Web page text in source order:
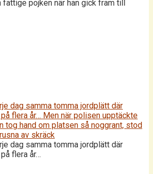
fattige pojken när han gick fram till
dag samma tomma jordplätt där
flera år… Men när polisen upptäckte
tog hand om platsen så noggrant, stod
av skräck
dag samma tomma jordplätt där
flera år…